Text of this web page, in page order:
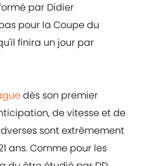
par Didier
pour la Coupe du
finira un jour par
dès son premier
de vitesse et de
sont extrêmement
ans. Comme pour les